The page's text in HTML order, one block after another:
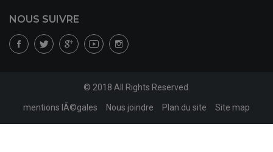
NOUS SUIVRE
© 2018 All Rights Reserved.
mentions lÃ©gales Nous joindre Plan du site Site map